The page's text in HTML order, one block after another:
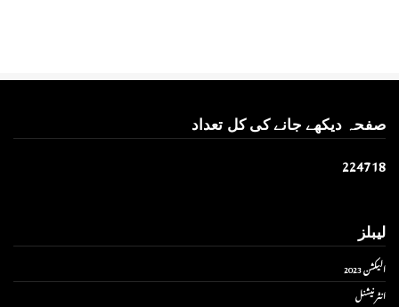
صفحہ دیکھے جانے کی کل تعداد
224718
لیبلز
الیکشن 2023
انٹر نیشنل